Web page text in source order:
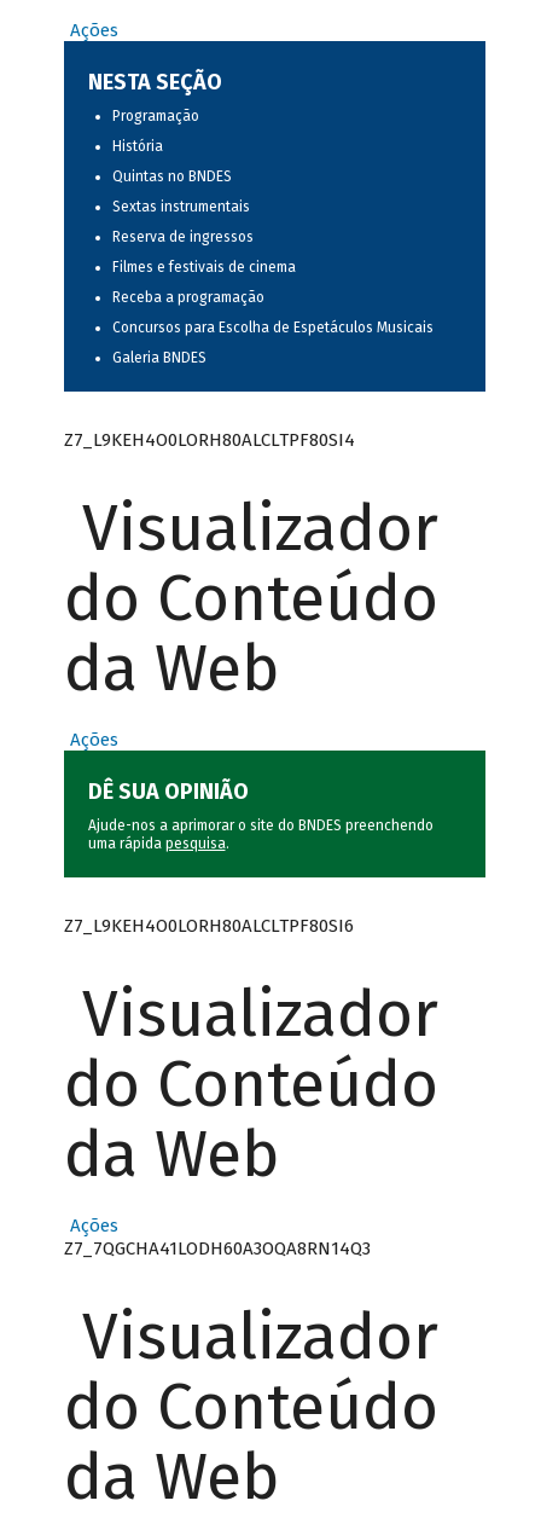
Ações
NESTA SEÇÃO
Programação
História
Quintas no BNDES
Sextas instrumentais
Reserva de ingressos
Filmes e festivais de cinema
Receba a programação
Concursos para Escolha de Espetáculos Musicais
Galeria BNDES
Z7_L9KEH4O0LORH80ALCLTPF80SI4
Visualizador
do Conteúdo
da Web
Ações
DÊ SUA OPINIÃO
Ajude-nos a aprimorar o site do BNDES preenchendo
uma rápida pesquisa.
Z7_L9KEH4O0LORH80ALCLTPF80SI6
Visualizador
do Conteúdo
da Web
Ações
Z7_7QGCHA41LODH60A3OQA8RN14Q3
Visualizador
do Conteúdo
da Web